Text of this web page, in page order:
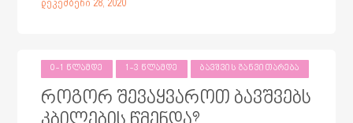
დეკემბერი 28, 2020
0-1 ᲬᲚᲐᲛᲓᲔ 1-3 ᲬᲚᲐᲛᲓᲔ ᲑᲐᲕᲨᲕᲘᲡ ᲒᲐᲜᲕᲘᲗᲐᲠᲔᲑᲐ
როგორ შევაყვაროთ ბავშვებს